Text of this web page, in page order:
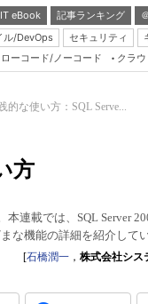
eBook 記事ランキング
ル/DevOps セキュリティ
ローコード/ノーコード クラ
的な使い方：SQL Serve...
方
連載では、SQL Server
な機能の詳細を紹介して
[石橋潤一 ， 株式会社シス